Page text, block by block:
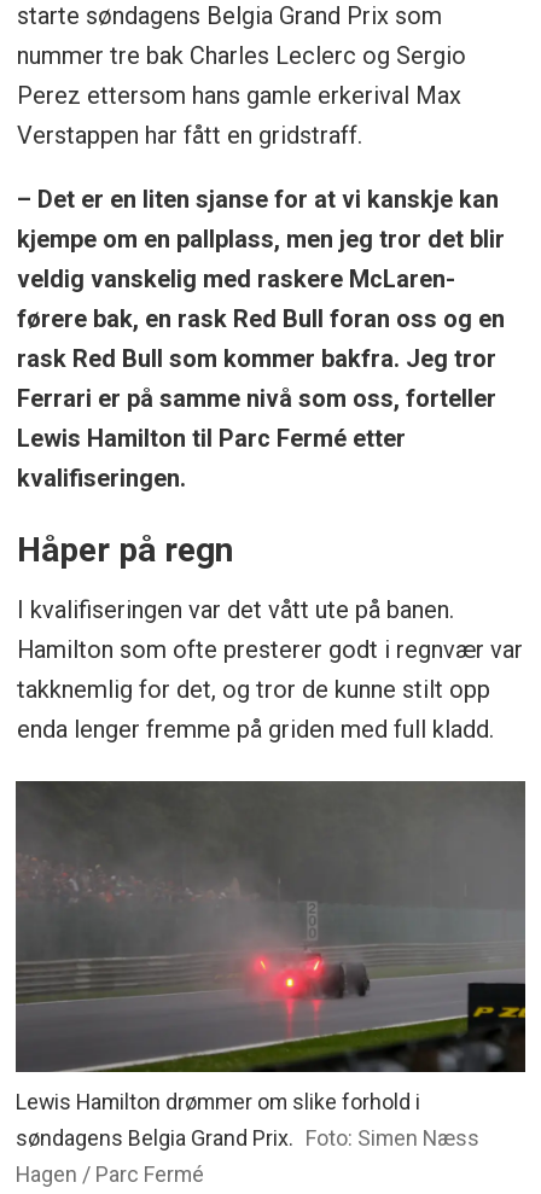
starte søndagens Belgia Grand Prix som
nummer tre bak Charles Leclerc og Sergio
Perez ettersom hans gamle erkerival Max
Verstappen har fått en gridstraff.
– Det er en liten sjanse for at vi kanskje kan
kjempe om en pallplass, men jeg tror det blir
veldig vanskelig med raskere McLaren-
førere bak, en rask Red Bull foran oss og en
rask Red Bull som kommer bakfra. Jeg tror
Ferrari er på samme nivå som oss, forteller
Lewis Hamilton til Parc Fermé etter
kvalifiseringen.
Håper på regn
I kvalifiseringen var det vått ute på banen.
Hamilton som ofte presterer godt i regnvær var
takknemlig for det, og tror de kunne stilt opp
enda lenger fremme på griden med full kladd.
Lewis Hamilton drømmer om slike forhold i
søndagens Belgia Grand Prix. Foto: Simen Næss
Hagen / Parc Fermé